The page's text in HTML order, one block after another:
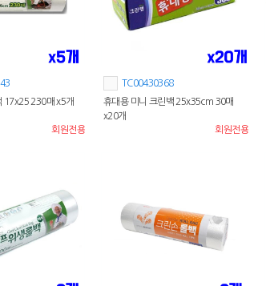
17x25 230매 x5개
회원전용
TC00430368
휴대용 미니 크린백 25x35cm 30매
x20개
회원전용